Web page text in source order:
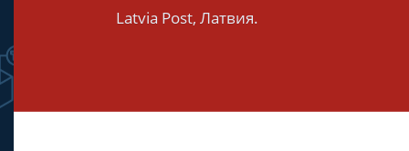
Latvia Post, Латвия.